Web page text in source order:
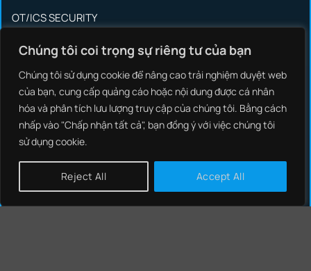
Chúng tôi coi trọng sự riêng tư của bạn
Chúng tôi sử dụng cookie để nâng cao trải nghiệm duyệt web
của bạn, cung cấp quảng cáo hoặc nội dung được cá nhân
hóa và phân tích lưu lượng truy cập của chúng tôi. Bằng cách
nhấp vào "Chấp nhận tất cả", bạn đồng ý với việc chúng tôi
sử dụng cookie.
Reject All Accept All
OT/ICS SECURITY
BRAND PROTECTIONS
SOCIAL MEDIA
GIẢI PHÁP